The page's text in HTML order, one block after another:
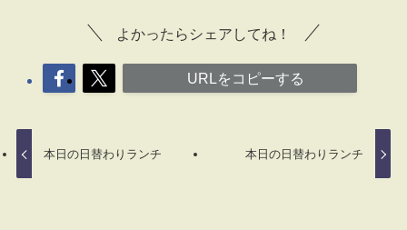
よかったらシェアしてね！
URLをコピーする
本日の日替わりランチ 本日の日替わりランチ